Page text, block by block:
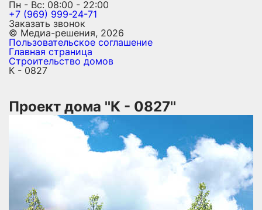
Пн - Вс: 08:00 - 22:00
+7 (969) 999-24-71
Заказать звонок
© Медиа-решения, 2026
Пользовательское соглашение
Главная страница
Строительство домов
К - 0827
Проект дома ''К - 0827''